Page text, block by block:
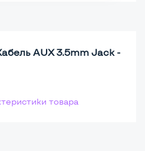
AUX 3.5mm Jack -
товара